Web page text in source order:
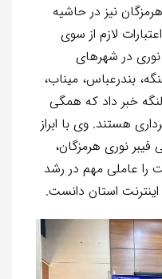
نیز در حاشیه
لازم از سوی
نوری در شهرهای
بندرعباس، میناب،
خبر داد که همگی
هستند. وی با ابراز
نوری هرمزگان،
را عاملی مهم در رشد
استان دانست.